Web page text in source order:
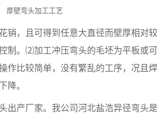
，且可得到任意大直径而壁厚相对
制。⑵加工冲压弯头的毛坯为平板或
作比较简单，没有繁乱的工序，况且
。
出产厂家。我公司河北盐浩异径弯头